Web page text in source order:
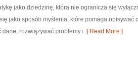
jako dziedzinę, która nie ogranicza się
jako sposób myślenia, które pomaga
rozwiązywać problemy i [ Read More ]